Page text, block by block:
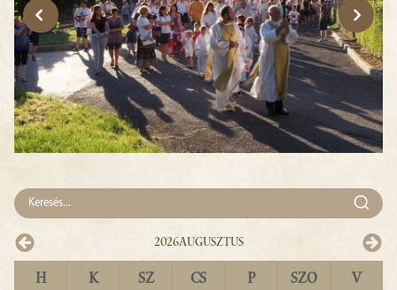
2026Augusztus
H K SZ CS P SZO V